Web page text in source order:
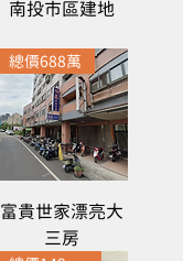
南投市區建地
總價688萬
富貴世家漂亮大
三房